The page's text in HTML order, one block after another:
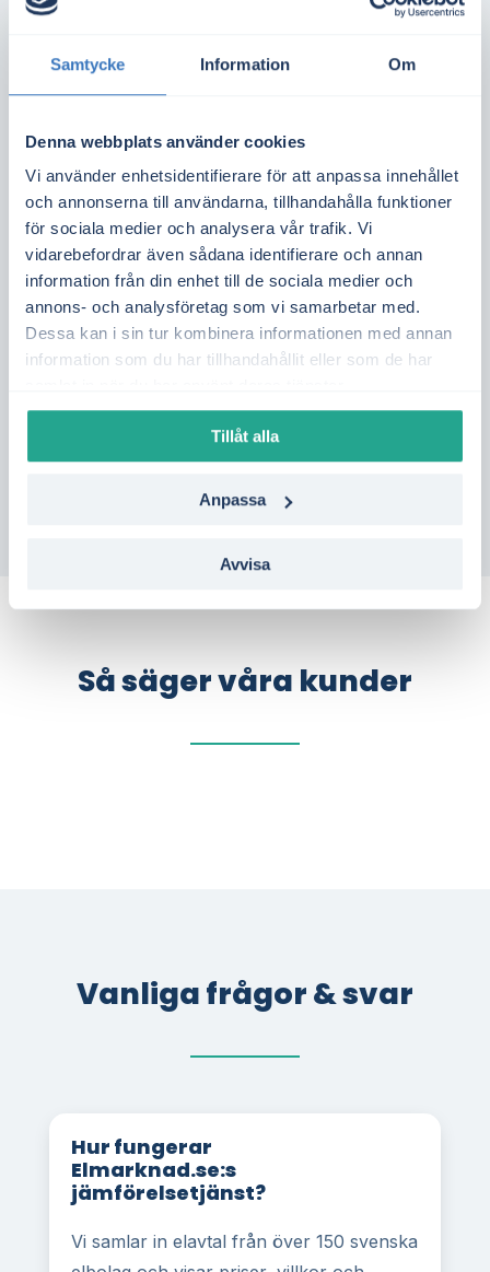
Samtycke Information Om
Denna webbplats använder cookies
Vi använder enhetsidentifierare för att anpassa innehållet
och annonserna till användarna, tillhandahålla funktioner
för sociala medier och analysera vår trafik. Vi
vidarebefordrar även sådana identifierare och annan
information från din enhet till de sociala medier och
annons- och analysföretag som vi samarbetar med.
Dessa kan i sin tur kombinera informationen med annan
information som du har tillhandahållit eller som de har
Tillåt alla
Anpassa
Avvisa
med hög elförbrukning i Mora, kan rätt elavtal
för bostadsrättsföreningar med gemensam
och efterfrågan i regionen. Det påverkas bland
annat av kärnkraft, vattenkraft och vind i
Mellansverige samt tillgången på
överföringskapacitet från norra Sverige.
Genom att följa elpriset dag för dag får du
bättre kontroll över din elkostnad.
Så säger våra kunder
Vanliga frågor & svar
Hur fungerar
Elmarknad.se:s
jämförelsetjänst?
Vi samlar in elavtal från över 150 svenska